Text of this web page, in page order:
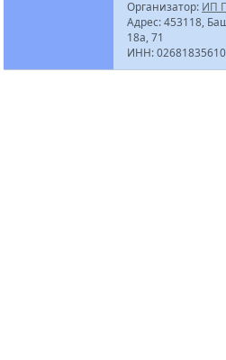
Организатор: ИП
Адрес: 453118,
18а, 71
ИНН: